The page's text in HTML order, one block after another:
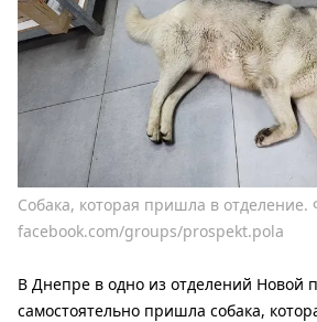
Собака, которая пришла в отделение.
facebook.com/groups/prospekt.pola
В Днепре в одно из отделений Новой
самостоятельно пришла собака,